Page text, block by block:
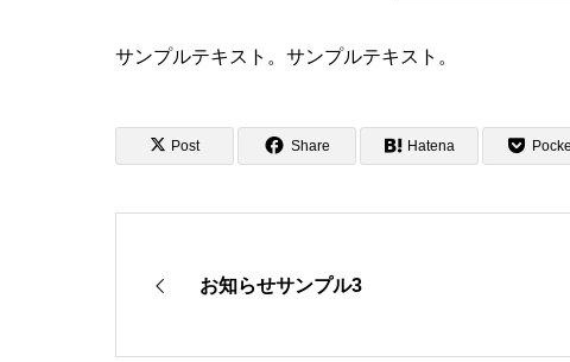
サンプルテキスト。サンプルテキスト。
Post Share Hatena
お知らせサンプル3